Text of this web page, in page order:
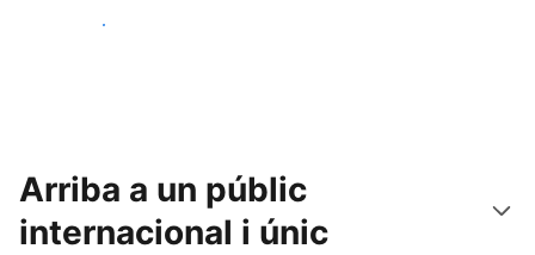
Comença avui
Arriba a un públic
internacional i únic